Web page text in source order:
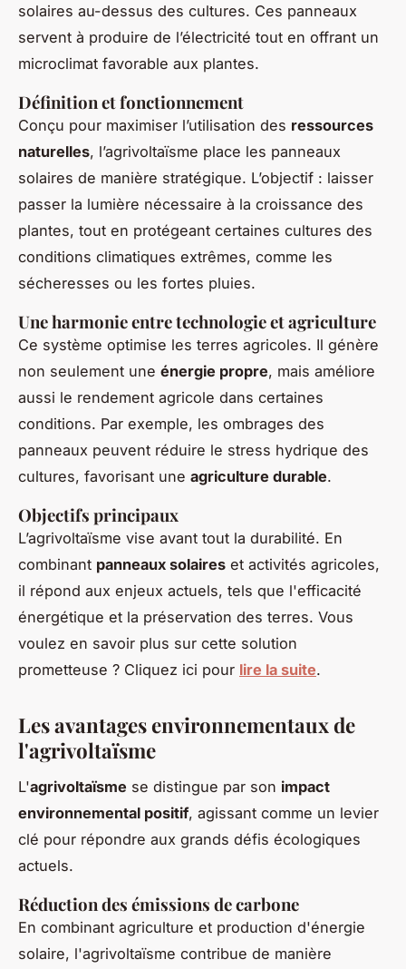
solaires au-dessus des cultures. Ces panneaux
servent à produire de l’électricité tout en offrant un
microclimat favorable aux plantes.
Définition et fonctionnement
Conçu pour maximiser l’utilisation des ressources
naturelles, l’agrivoltaïsme place les panneaux
solaires de manière stratégique. L’objectif : laisser
passer la lumière nécessaire à la croissance des
plantes, tout en protégeant certaines cultures des
conditions climatiques extrêmes, comme les
sécheresses ou les fortes pluies.
Une harmonie entre technologie et agriculture
Ce système optimise les terres agricoles. Il génère
non seulement une énergie propre, mais améliore
aussi le rendement agricole dans certaines
conditions. Par exemple, les ombrages des
panneaux peuvent réduire le stress hydrique des
cultures, favorisant une agriculture durable.
Objectifs principaux
L’agrivoltaïsme vise avant tout la durabilité. En
combinant panneaux solaires et activités agricoles,
il répond aux enjeux actuels, tels que l'efficacité
énergétique et la préservation des terres. Vous
voulez en savoir plus sur cette solution
prometteuse ? Cliquez ici pour lire la suite.
Les avantages environnementaux de
l'agrivoltaïsme
L'agrivoltaïsme se distingue par son impact
environnemental positif, agissant comme un levier
clé pour répondre aux grands défis écologiques
actuels.
Réduction des émissions de carbone
En combinant agriculture et production d'énergie
solaire, l'agrivoltaïsme contribue de manière